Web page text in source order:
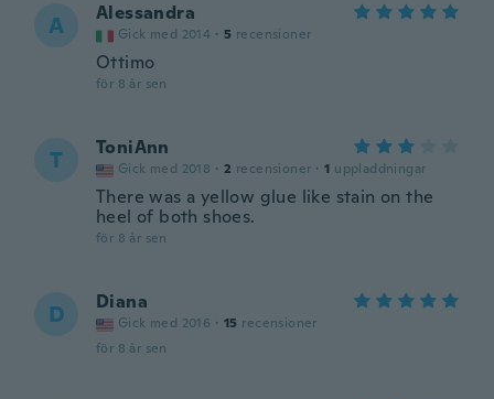
A Alessandra
Gick med 2014 · 5 recensioner
Ottimo
för 8 år sen
T ToniAnn
Gick med 2018 · 2 recensioner · 1 uppladdningar
There was a yellow glue like stain on the
heel of both shoes.
för 8 år sen
D Diana
Gick med 2016 · 15 recensioner
för 8 år sen